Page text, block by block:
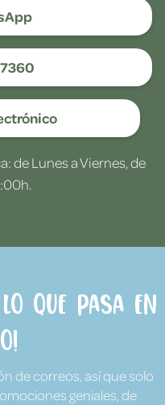
de Lunes a Viernes, de
que pasa en
de correos, así que solo
geniales, de